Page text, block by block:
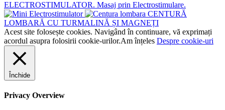
ELECTROSTIMULATOR. Masaj prin Electrostimulare.
CENTURĂ
LOMBARĂ CU TURMALINĂ ȘI MAGNEȚI
Acest site folosește cookies. Navigând în continuare, vă exprimați
acordul asupra folosirii cookie-urilor.Am înțeles Despre cookie-uri
Închide
Privacy Overview